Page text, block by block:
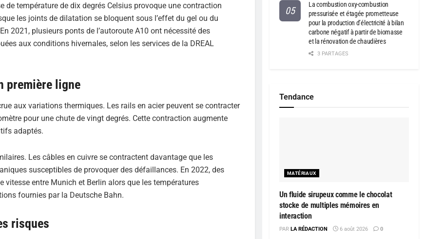
température de dix degrés Celsius provoque une contraction
les joints de dilatation se bloquent sous l’effet du gel ou du
2021, plusieurs ponts de l’autoroute A10 ont nécessité des
aux conditions hivernales, selon les services de la DREAL
première ligne
aux variations thermiques. Les rails en acier peuvent se contracter
pour une chute de vingt degrés. Cette contraction augmente
adaptés.
Les câbles en cuivre se contractent davantage que les
susceptibles de provoquer des défaillances. En 2022, des
entre Munich et Berlin alors que les températures
fournies par la Deutsche Bahn.
risques
La combustion oxy-combustion
pressurisée et étagée prometteuse
pour la production d’électricité à bilan
carbone négatif à partir de biomasse
et la rénovation de chaudières
3 PARTAGES
Tendance
MATÉRIAUX
Un fluide sirupeux comme le chocolat
stocke de multiples mémoires en
interaction
PAR LA RÉDACTION 6 août 2026 0